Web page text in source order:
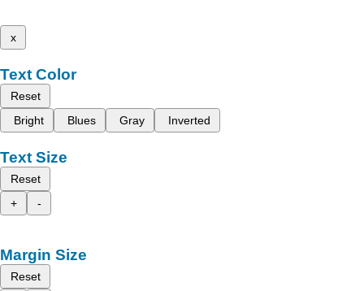
x
Text Color
Reset
Bright
Blues Gray Inverted
Text Size
Reset
+
-
Margin Size
Reset